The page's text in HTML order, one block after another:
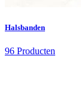
Halsbanden
96 Producten